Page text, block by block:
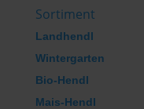
Sortiment
Landhendl
Wintergarten
Bio-Hendl
Mais-Hendl